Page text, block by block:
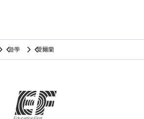
遊學 愛爾蘭